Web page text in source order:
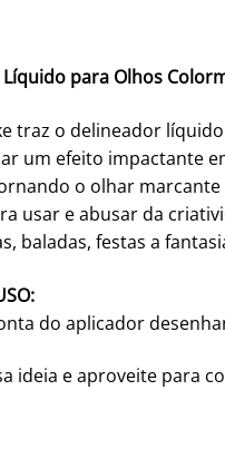
para Olhos
traz o delineador
um efeito impactante
o olhar marcante
usar e abusar da
baladas, festas a
do aplicador
ideia e aproveite para